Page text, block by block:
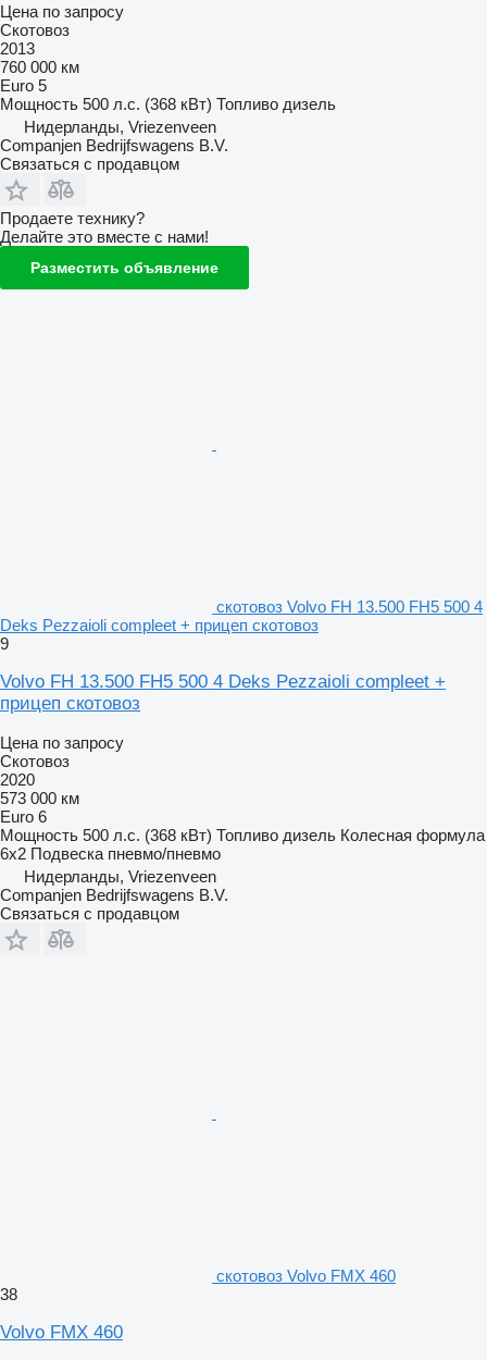
Цена по запросу
Скотовоз
2013
760 000 км
Euro 5
Мощность 500 л.с. (368 кВт) Топливо дизель
Нидерланды, Vriezenveen
Companjen Bedrijfswagens B.V.
Связаться с продавцом
Продаете технику?
Делайте это вместе с нами!
Разместить объявление
скотовоз Volvo FH 13.500 FH5 500 4
Deks Pezzaioli compleet + прицеп скотовоз
9
Volvo FH 13.500 FH5 500 4 Deks Pezzaioli compleet +
прицеп скотовоз
Цена по запросу
Скотовоз
2020
573 000 км
Euro 6
Мощность 500 л.с. (368 кВт) Топливо дизель Колесная формула
6x2 Подвеска пневмо/пневмо
Нидерланды, Vriezenveen
Companjen Bedrijfswagens B.V.
Связаться с продавцом
скотовоз Volvo FMX 460
38
Volvo FMX 460